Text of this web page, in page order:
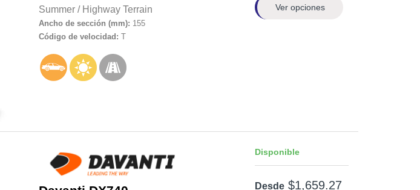
Summer/ Highway Terrain
Ancho de sección (mm): 155
Código de velocidad: T
Ver opciones
Disponible
Desde $1,659.27